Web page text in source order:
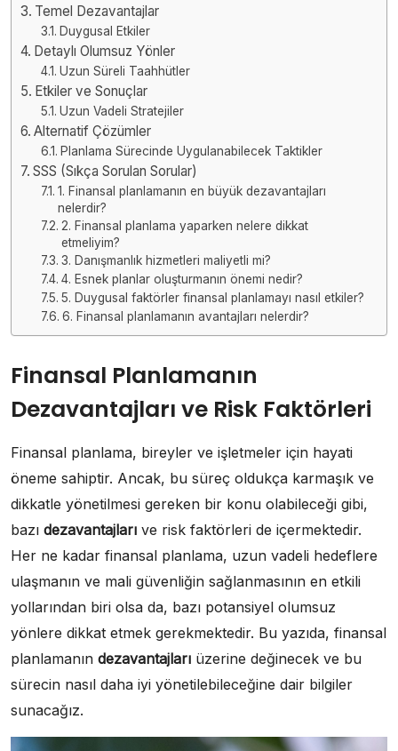
Temel Dezavantajlar
Duygusal Etkiler
Detaylı Olumsuz Yönler
Uzun Süreli Taahhütler
Etkiler ve Sonuçlar
Uzun Vadeli Stratejiler
Alternatif Çözümler
Planlama Sürecinde Uygulanabilecek Taktikler
SSS (Sıkça Sorulan Sorular)
1. Finansal planlamanın en büyük dezavantajları
nelerdir?
2. Finansal planlama yaparken nelere dikkat
etmeliyim?
3. Danışmanlık hizmetleri maliyetli mi?
4. Esnek planlar oluşturmanın önemi nedir?
5. Duygusal faktörler finansal planlamayı nasıl etkiler?
6. Finansal planlamanın avantajları nelerdir?
Finansal Planlamanın
Dezavantajları ve Risk Faktörleri
Finansal planlama, bireyler ve işletmeler için hayati
öneme sahiptir. Ancak, bu süreç oldukça karmaşık ve
dikkatle yönetilmesi gereken bir konu olabileceği gibi,
bazı dezavantajları ve risk faktörleri de içermektedir.
Her ne kadar finansal planlama, uzun vadeli hedeflere
ulaşmanın ve mali güvenliğin sağlanmasının en etkili
yollarından biri olsa da, bazı potansiyel olumsuz
yönlere dikkat etmek gerekmektedir. Bu yazıda, finansal
planlamanın dezavantajları üzerine değinecek ve bu
sürecin nasıl daha iyi yönetilebileceğine dair bilgiler
sunacağız.